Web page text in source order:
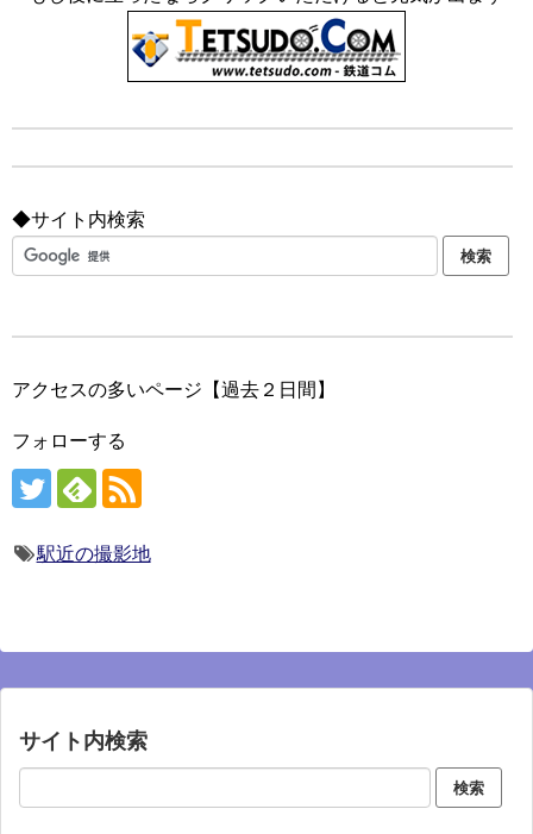
◆サイト内検索
アクセスの多いページ【過去２日間】
フォローする
駅近の撮影地
サイト内検索